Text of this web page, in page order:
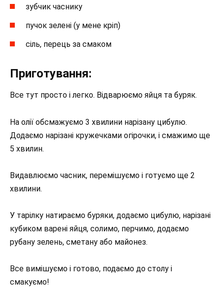
зубчик часнику
пучок зелені (у мене кріп)
сіль, перець за смаком
Приготування:
Все тут просто і легко. Відварюємо яйця та буряк.
На олії обсмажуємо 3 хвилини нарізану цибулю.
Додаємо нарізані кружечками огірочки, і смажимо ще
5 хвилин.
Видавлюємо часник, перемішуємо і готуємо ще 2
хвилини.
У тарілку натираємо буряки, додаємо цибулю, нарізані
кубиком варені яйця, солимо, перчимо, додаємо
рубану зелень, сметану або майонез.
Все вимішуємо і готово, подаємо до столу і
смакуємо!